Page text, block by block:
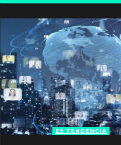
ES TENDENCIA